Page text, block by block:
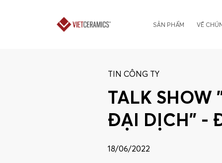
SẢN PHẨM VỀ
TIN CÔNG TY
TALK SHOW
ĐẠI DỊCH" -
18/06/2022